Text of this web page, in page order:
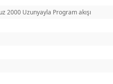
2000 Uzunyayla Program akışı